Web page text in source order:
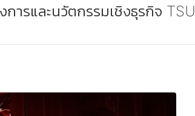
ารและนวัตกรรมเชิงธุรกิจ TSU